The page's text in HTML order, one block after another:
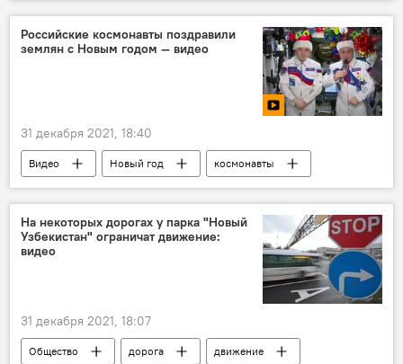
Российские космонавты поздравили
землян с Новым годом — видео
31 декабря 2021, 18:40
Видео Новый год
космонавты
Земля
На некоторых дорогах у парка "Новый
Узбекистан" ограничат движение:
видео
31 декабря 2021, 18:07
Общество дорога
движение